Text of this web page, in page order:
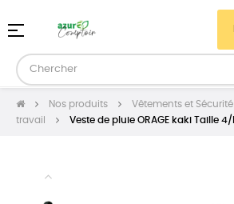
Basculer
navigation
☰
Nos produits Vêtements et Sécurité
travail
Veste de pluie ORAGE kaki Taille 4/L